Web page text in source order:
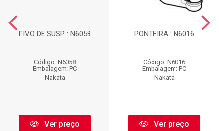
PIVO DE SUSP. : N6058
Código: N6058
Embalagem: PC
Nakata
Ver preço
PONTEIRA : N6016
Código: N6016
Embalagem: PC
Nakata
Ver preço